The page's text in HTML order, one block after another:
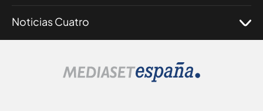
Noticias Cuatro